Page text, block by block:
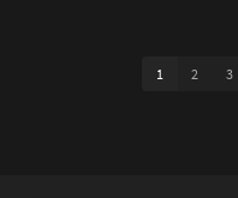
1 2 3